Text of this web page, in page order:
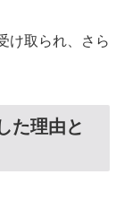
け取られ、さら
た理由と